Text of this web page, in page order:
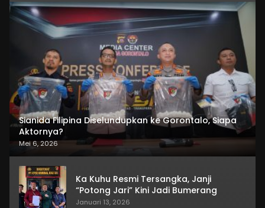
Sianida Filipina Diselundupkan ke Gorontalo, Siapa
Aktornya?
Mei 6, 2026
Ka Kuhu Resmi Tersangka, Janji
“Potong Jari” Kini Jadi Bumerang
Januari 13, 2026